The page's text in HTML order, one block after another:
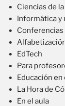
Ciencias de
Informática y
Conferencias
EdTech
Para
Educación en
La Hora de
En el aula